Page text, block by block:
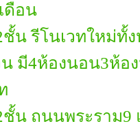
ดือน
ชั้น รีโนเวทใหม่ทั้
น มี4ห้องนอน3ห้อ
น ถนนพระราม9